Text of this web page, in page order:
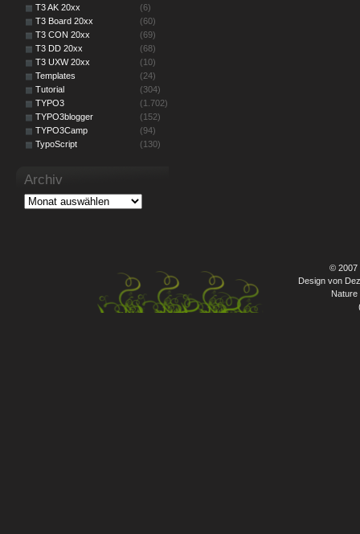
T3 AK 20xx
(6)
T3 Board 20xx
(60)
T3 CON 20xx
(69)
T3 DD 20xx
(68)
T3 UXW 20xx
(10)
Templates
(24)
Tutorial
(304)
TYPO3
(1.702)
TYPO3blogger
(152)
TYPO3Camp
(94)
TypoScript
(130)
Archiv
© 2007
Design von
Nature